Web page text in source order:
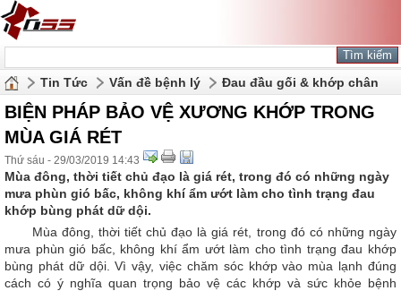
Tin Tức Vấn đề bệnh lý Đau đầu gối & khớp chân
BIỆN PHÁP BẢO VỆ XƯƠNG KHỚP TRONG
MÙA GIÁ RÉT
Thứ sáu - 29/03/2019 14:43
Mùa đông, thời tiết chủ đạo là giá rét, trong đó có những ngày
mưa phùn gió bấc, không khí ẩm ướt làm cho tình trạng đau
khớp bùng phát dữ dội.
Mùa đông, thời tiết chủ đạo là giá rét, trong đó có những ngày
mưa phùn gió bấc, không khí ẩm ướt làm cho tình trạng đau khớp
bùng phát dữ dội. Vì vậy, việc chăm sóc khớp vào mùa lạnh đúng
cách có ý nghĩa quan trọng bảo vệ các khớp và sức khỏe bệnh